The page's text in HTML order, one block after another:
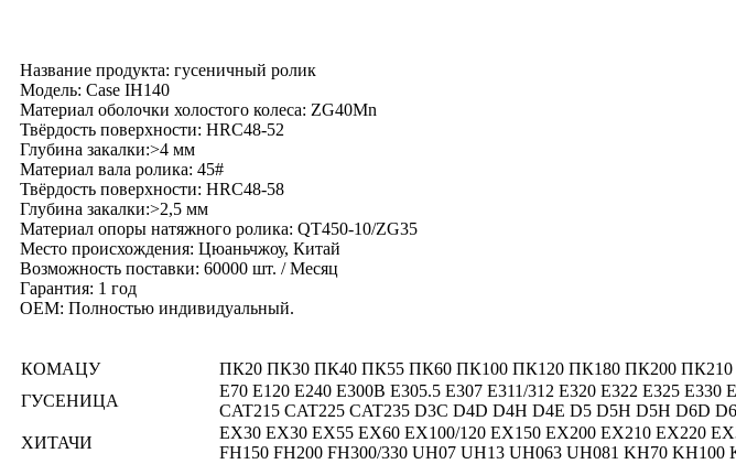
Название продукта: гусеничный ролик
Модель: Case IH140
Материал оболочки холостого колеса: ZG40Mn
Твёрдость поверхности: HRC48-52
Глубина закалки:>4 мм
Материал вала ролика: 45#
Твёрдость поверхности: HRC48-58
Глубина закалки:>2,5 мм
Материал опоры натяжного ролика: QT450-10/ZG35
Место происхождения: Цюаньчжоу, Китай
Возможность поставки: 60000 шт. / Месяц
Гарантия: 1 год
OEM: Полностью индивидуальный.
КОМАЦУ
ПК20 ПК30 ПК40 ПК55 ПК60 ПК100 ПК120 ПК180 ПК200
ГУСЕНИЦА
E70 E120 E240 E300B E305.5 E307 E311/312 E320 E322 E325 E330
CAT215 CAT225 CAT235 D3C D4D D4H D4E D5 D5H D5H D6D
ХИТАЧИ
EX30 EX30 EX55 EX60 EX100/120 EX150 EX200 EX210 EX220
FH150 FH200 FH300/330 UH07 UH13 UH063 UH081 KH70 KH100